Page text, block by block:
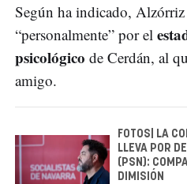
Según ha indicado, Alzórriz
“personalmente” por el
psicológico de Cerdán, al
amigo.
FOTOS| LA
LLEVA POR
(PSN):
DIMISIÓN